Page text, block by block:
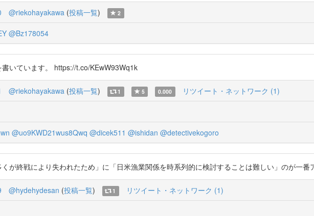
@riekohayakawa (投稿一覧) 2
@Bz178054
いています。 https://t.co/KEwW93Wq1k
@riekohayakawa (投稿一覧) 1 5 0.000 リツイート・ネットワーク (1)
@uo9KWD21wus8Qwq @dicek511 @ishidan @detectivekogoro
が終戦により失われたため」に「日米漁業関係を時系列的に検討することは難しい」のが一
@hydehydesan (投稿一覧) 1 リツイート・ネットワーク (1)